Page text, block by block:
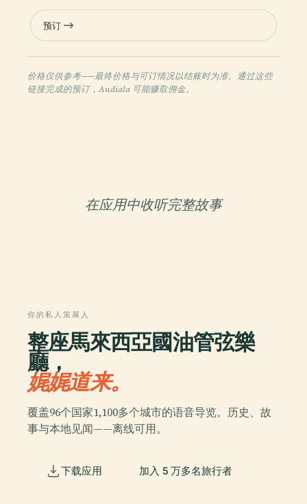
预订
价格仅供参考——最终价格与可订情况以结账时为准。通过这些
链接完成的预订，Audiala 可能赚取佣金。
在应用中收听完整故事
你的私人策展人
整座馬來西亞國油管弦樂
廳，
娓娓道来。
覆盖96个国家1,100多个城市的语音导览。历史、故
事与本地见闻——离线可用。
下载应用 加入 5 万多名旅行者